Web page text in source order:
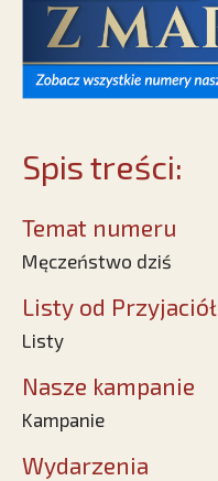
Spis treści:
Temat numeru
Męczeństwo dziś
Listy od Przyjaciół
Listy
Nasze kampanie
Kampanie
Wydarzenia